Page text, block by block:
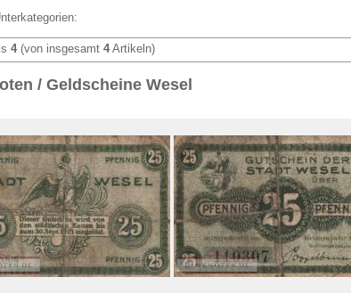
Absolute Zuverlässigkeit:
Banknoten
4(von insgesamt 4Artikeln)
/ Geldscheine Wesel